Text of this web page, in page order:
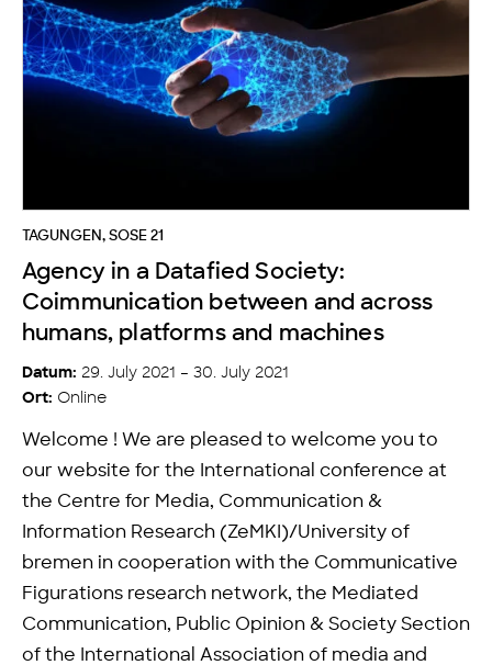
TAGUNGEN, SOSE 21
Agency in a Datafied Society:
Coimmunication between and across
humans, platforms and machines
Datum: 29. July 2021 – 30. July 2021
Ort: Online
Welcome ! We are pleased to welcome you to
our website for the International conference at
the Centre for Media, Communication &
Information Research (ZeMKI)/University of
bremen in cooperation with the Communicative
Figurations research network, the Mediated
Communication, Public Opinion & Society Section
of the International Association of media and